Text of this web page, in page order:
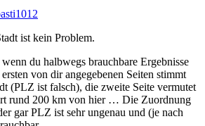
ist kein Problem.
du halbwegs brauchbare Ergebnisse
von dir angegebenen Seiten stimmt
(PLZ ist falsch), die zweite Seite vermutet
rund 200 km von hier … Die Zuordnung
gar PLZ ist sehr ungenau und (je nach